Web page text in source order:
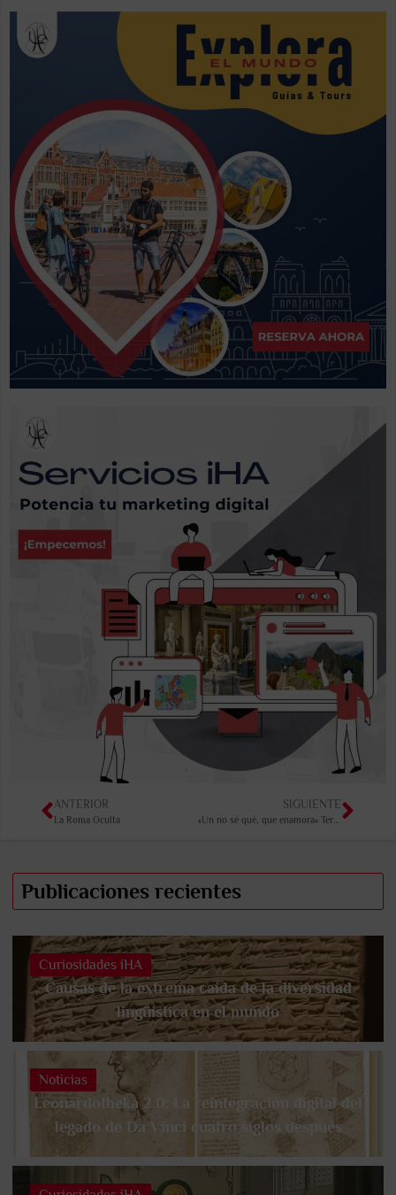
ANTERIOR
La Roma Oculta
SIGUIENTE
«Un no sé qué, que enamora» Teruel
Publicaciones recientes
Curiosidades iHA
Causas de la extrema caída de la diversidad
lingüística en el mundo
Noticias
Leonardotheka 2.0: La reintegración digital del
legado de Da Vinci cuatro siglos después